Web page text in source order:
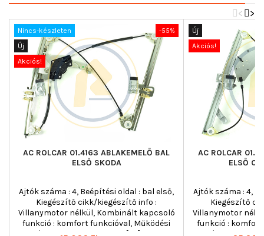
>
<
-55%
Nincs-készleten
Új
Akciós!
AC ROLCAR 01.4163 ABLAKEMELŐ BAL
ELSŐ SKODA
Ajtók száma : 4, Beépítési oldal : bal első,
Kiegészítő cikk/kiegészítő info :
Villanymotor nélkül, Kombinált kapcsoló
funkció : komfort funkcióval, Működési
mód : elektromos, Tömeg [kg] : 1,450
Új
Akciós!
AC ROLCAR
ELSŐ
Ajtók száma : 4,
Kiegészítő
Villanymotor
funkció :
mód :